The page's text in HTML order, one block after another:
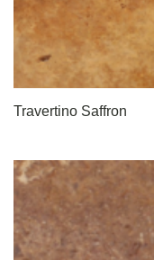
Travertino Saffron